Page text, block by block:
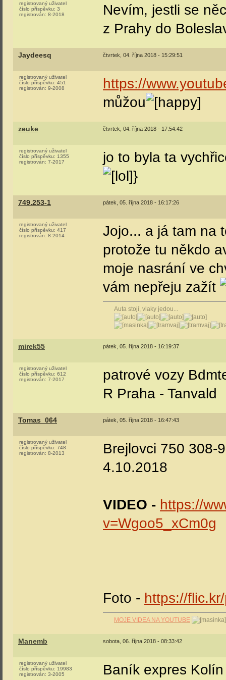
registrovaný uživatel
číslo příspěvku: 3
registrován: 8-2018
Nevím, jestli se
z Prahy do
Jaydeesq čtvrtek, 04. října 2018 - 15:29:51
registrovaný uživatel
číslo příspěvku: 451
registrován: 9-2008
https://
můžou
zeuke čtvrtek, 04. října 2018 - 17:54:42
registrovaný uživatel
číslo příspěvku: 1355
registrován: 7-2017
jo to byla ta
}
749.253-1 pátek, 05. října 2018 - 16:17:26
registrovaný uživatel
číslo příspěvku: 417
registrován: 8-2014
Jojo... a já tam na
protože tu někdo
moje nasrání ve
vám nepřeju zažít
Auta stojí, vlaky jedou...
mirek55 pátek, 05. října 2018 - 16:19:37
registrovaný uživatel
číslo příspěvku: 612
registrován: 7-2017
patrové vozy
R Praha - Tanvald
Tomas_064 pátek, 05. října 2018 - 16:47:43
registrovaný uživatel
číslo příspěvku: 748
registrován: 8-2013
Brejlovci 750 308-
4.10.2018
VIDEO - https://
v=Wgoo5_xCm0g
Foto - https://
MOJE VIDEA NA YOUTUBE
Manemb sobota, 06. října 2018 - 08:33:42
registrovaný uživatel
číslo příspěvku: 19983
registrován: 3-2005
Baník expres